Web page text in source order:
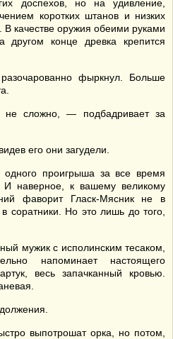
доспехов, но на удивление,
коротких штанов и низких
В качестве оружия обеими руками
другом конце древка крепится
фыркнул. Больше
сложно, — подбадривает за
его они загудели.
проигрыша за все время
наверное, к вашему великому
фаворит Гласк-Мясник не в
соратники. Но это лишь до того,
мужик с исполинским тесаком,
напоминает настоящего
весь запачканный кровью.
выпотрошат орка, но потом,